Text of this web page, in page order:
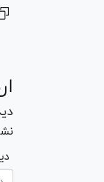
*